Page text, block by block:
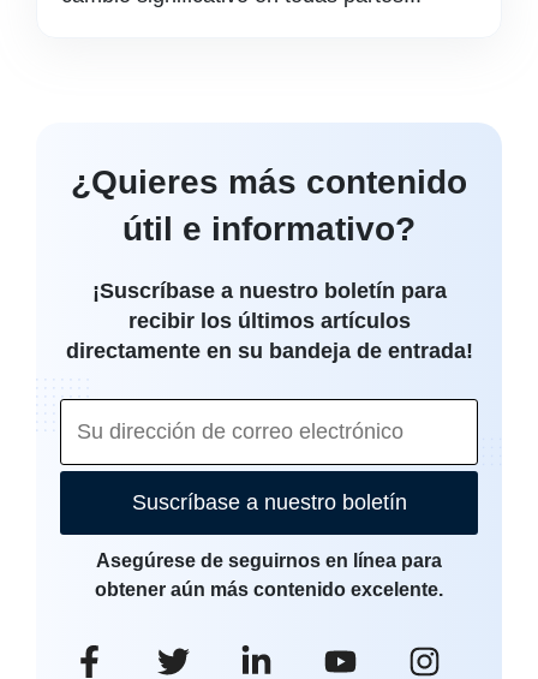
¿Quieres más contenido
útil e informativo?
¡Suscríbase a nuestro boletín para
recibir los últimos artículos
directamente en su bandeja de entrada!
Suscríbase a nuestro boletín
Asegúrese de seguirnos en línea para
obtener aún más contenido excelente.